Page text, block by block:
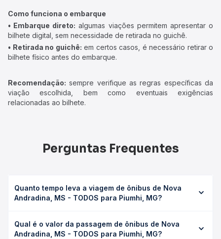
Como funciona o embarque
• Embarque direto: algumas viações permitem apresentar o
bilhete digital, sem necessidade de retirada no guichê.
• Retirada no guichê: em certos casos, é necessário retirar o
bilhete físico antes do embarque.
Recomendação: sempre verifique as regras específicas da
viação escolhida, bem como eventuais exigências
relacionadas ao bilhete.
Perguntas Frequentes
Quanto tempo leva a viagem de ônibus de Nova
Andradina, MS - TODOS para Piumhi, MG?
para Piumhi, MG leva em média 24h 55min, podendo variar
conforme a viação, o tipo de serviço (convencional,
Qual é o valor da passagem de ônibus de Nova
Andradina, MS - TODOS para Piumhi, MG?